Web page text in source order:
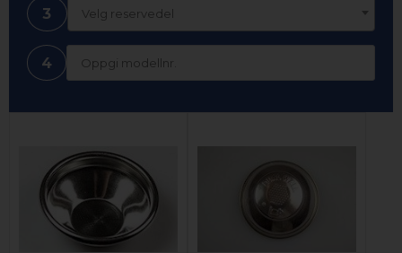
3 Velg reservedel
4